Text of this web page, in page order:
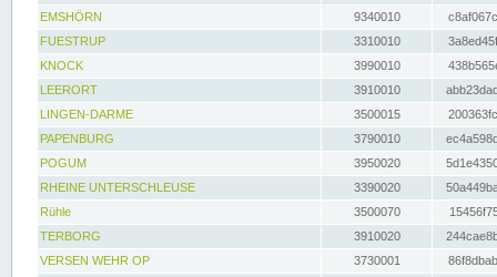
EMSHÖRN
9340010
FUESTRUP
3310010
KNOCK
3990010
LEERORT
3910010
LINGEN-DARME
3500015
PAPENBURG
3790010
POGUM
3950020
RHEINE UNTERSCHLEUSE
3390020
Rühle
3500070
TERBORG
3910020
VERSEN WEHR OP
3730001